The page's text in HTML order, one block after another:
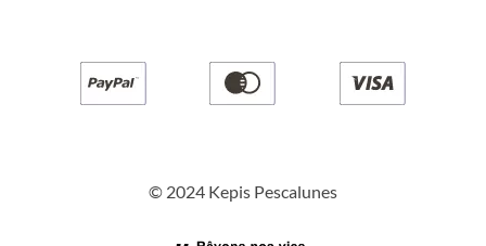
© 2024 Kepis Pescalunes